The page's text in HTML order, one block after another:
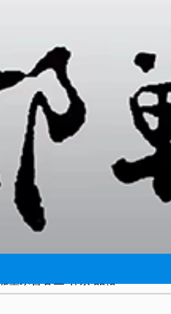
大师爱德华·霍普的跨时空画作
深学！
保寨
层次是禅境
了一杯龙井茶
家曹春生“朴素”品格